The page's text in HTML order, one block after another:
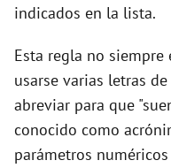
indicados en la lista.
Esta regla no siempre
usarse varias letras
abreviar para que
conocido como
parámetros